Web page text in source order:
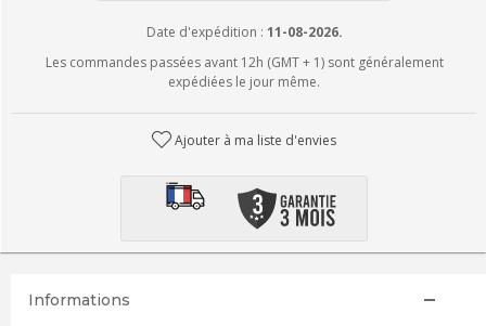
Date d'expédition : 11-08-2026.
Les commandes passées avant 12h (GMT + 1) sont généralement
expédiées le jour même.
Ajouter à ma liste d'envies
Informations